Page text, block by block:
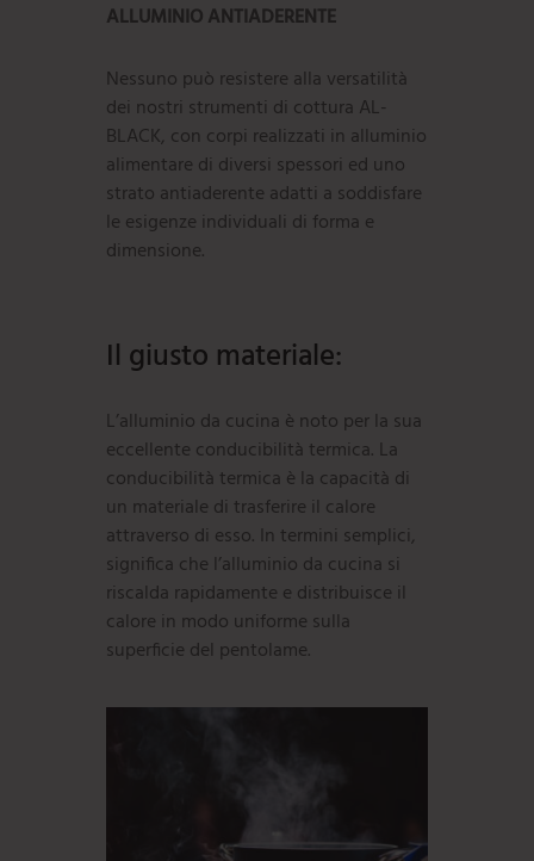
ALLUMINIO ANTIADERENTE
Nessuno può resistere alla versatilità
dei nostri strumenti di cottura AL-
BLACK, con corpi realizzati in alluminio
alimentare di diversi spessori ed uno
strato antiaderente adatti a soddisfare
le esigenze individuali di forma e
dimensione.
Il giusto materiale:
L’alluminio da cucina è noto per la sua
eccellente conducibilità termica. La
conducibilità termica è la capacità di
un materiale di trasferire il calore
attraverso di esso. In termini semplici,
significa che l’alluminio da cucina si
riscalda rapidamente e distribuisce il
calore in modo uniforme sulla
superficie del pentolame.